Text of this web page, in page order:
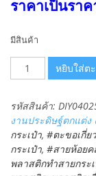
was:
ราคาเป็นรา
มีสินค้า
จำนวน
สีชมพู
4อัน
25มม.
ตัว
เลื่อน
สาย
หยิบใส่ต
รหัสสินค้า:
งานประดิษฐ์ตกแต่ง
กระเป๋า, #ตะขอเกี่ย
กระเป๋า, #สายห้อยค
พลาสติกทำสายกระ